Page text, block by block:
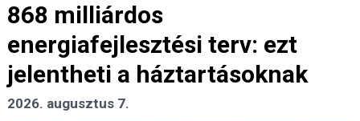
868 milliárdos
energiafejlesztési terv: ezt
jelentheti a háztartásoknak
2026. augusztus 7.